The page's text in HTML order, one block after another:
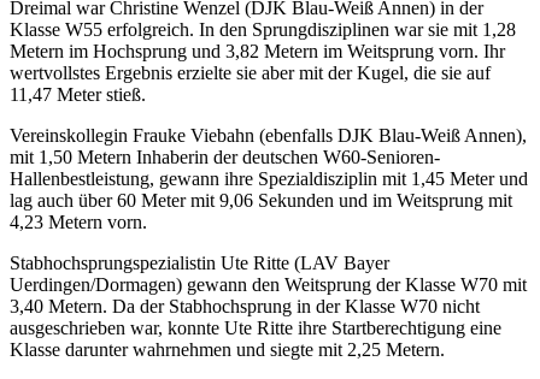
Dreimal war Christine Wenzel (DJK Blau-Weiß Annen) in der
Klasse W55 erfolgreich. In den Sprungdisziplinen war sie mit 1,28
Metern im Hochsprung und 3,82 Metern im Weitsprung vorn. Ihr
wertvollstes Ergebnis erzielte sie aber mit der Kugel, die sie auf
11,47 Meter stieß.
Vereinskollegin Frauke Viebahn (ebenfalls DJK Blau-Weiß Annen),
mit 1,50 Metern Inhaberin der deutschen W60-Senioren-
Hallenbestleistung, gewann ihre Spezialdisziplin mit 1,45 Meter und
lag auch über 60 Meter mit 9,06 Sekunden und im Weitsprung mit
4,23 Metern vorn.
Stabhochsprungspezialistin Ute Ritte (LAV Bayer
Uerdingen/Dormagen) gewann den Weitsprung der Klasse W70 mit
3,40 Metern. Da der Stabhochsprung in der Klasse W70 nicht
ausgeschrieben war, konnte Ute Ritte ihre Startberechtigung eine
Klasse darunter wahrnehmen und siegte mit 2,25 Metern.